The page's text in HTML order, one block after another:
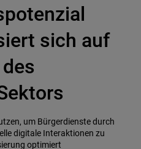
sich auf
um Bürgerdienste durch
digitale Interaktionen zu
optimiert